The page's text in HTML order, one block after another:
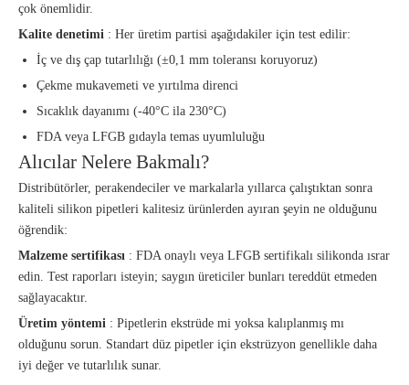
çok önemlidir.
Kalite denetimi : Her üretim partisi aşağıdakiler için test edilir:
İç ve dış çap tutarlılığı (±0,1 mm toleransı koruyoruz)
Çekme mukavemeti ve yırtılma direnci
Sıcaklık dayanımı (-40°C ila 230°C)
FDA veya LFGB gıdayla temas uyumluluğu
Alıcılar Nelere Bakmalı?
Distribütörler, perakendeciler ve markalarla yıllarca çalıştıktan sonra
kaliteli silikon pipetleri kalitesiz ürünlerden ayıran şeyin ne olduğunu
öğrendik:
Malzeme sertifikası : FDA onaylı veya LFGB sertifikalı silikonda ısrar
edin. Test raporları isteyin; saygın üreticiler bunları tereddüt etmeden
sağlayacaktır.
Üretim yöntemi : Pipetlerin ekstrüde mi yoksa kalıplanmış mı
olduğunu sorun. Standart düz pipetler için ekstrüzyon genellikle daha
iyi değer ve tutarlılık sunar.